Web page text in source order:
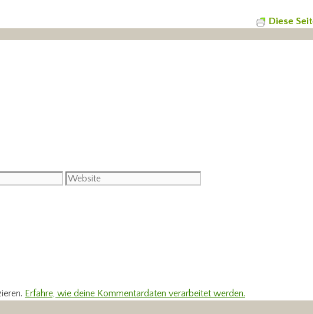
Diese
Website
Erfahre, wie deine Kommentardaten verarbeitet werden.